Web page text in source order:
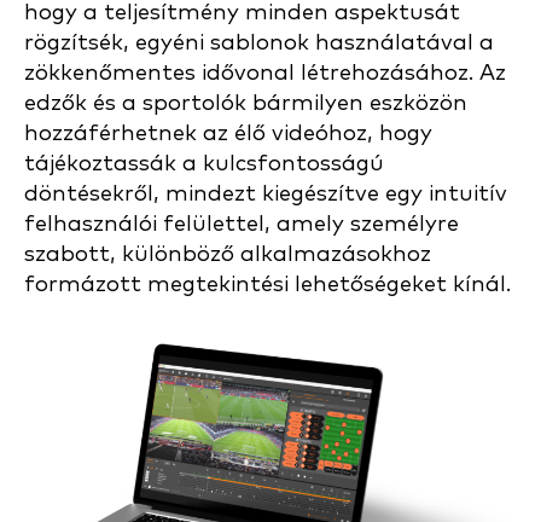
hogy a teljesítmény minden aspektusát
rögzítsék, egyéni sablonok használatával a
zökkenőmentes idővonal létrehozásához. Az
edzők és a sportolók bármilyen eszközön
hozzáférhetnek az élő videóhoz, hogy
tájékoztassák a kulcsfontosságú
döntésekről, mindezt kiegészítve egy intuitív
felhasználói felülettel, amely személyre
szabott, különböző alkalmazásokhoz
formázott megtekintési lehetőségeket kínál.